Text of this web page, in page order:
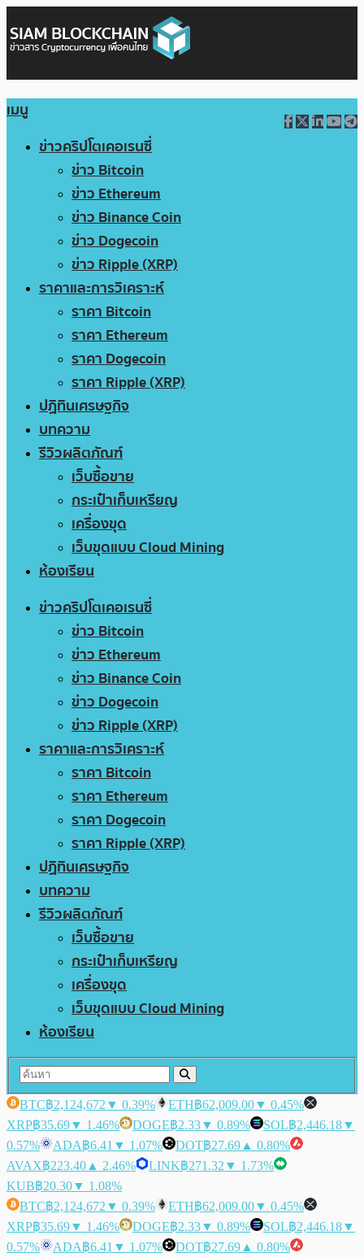
เมนู
ข่าวคริปโตเคอเรนซี่
ข่าว Bitcoin
ข่าว Ethereum
ข่าว Binance Coin
ข่าว Dogecoin
ข่าว Ripple (XRP)
ราคาและการวิเคราะห์
ราคา Bitcoin
ราคา Ethereum
ราคา Dogecoin
ราคา Ripple (XRP)
ปฏิทินเศรษฐกิจ
บทความ
รีวิวผลิตภัณฑ์
เว็บซื้อขาย
กระเป๋าเก็บเหรียญ
เครื่องขุด
เว็บขุดแบบ Cloud Mining
ห้องเรียน
ข่าวคริปโตเคอเรนซี่
ข่าว Bitcoin
ข่าว Ethereum
ข่าว Binance Coin
ข่าว Dogecoin
ข่าว Ripple (XRP)
ราคาและการวิเคราะห์
ราคา Bitcoin
ราคา Ethereum
ราคา Dogecoin
ราคา Ripple (XRP)
ปฏิทินเศรษฐกิจ
บทความ
รีวิวผลิตภัณฑ์
เว็บซื้อขาย
กระเป๋าเก็บเหรียญ
เครื่องขุด
เว็บขุดแบบ Cloud Mining
ห้องเรียน
BTC฿2,124,672 ▼ 0.39% ETH฿62,009.00▼ 0.45%
XRP฿35.69▼ 1.46% DOGE฿2.33▼ 0.89% SOL฿2,446.18▼
0.57%
ADA฿6.41 ▼ 1.07% DOT฿27.69 ▲ 0.80%
AVAX฿223.40 ▲ 2.46% LINK฿271.32 ▼ 1.73%
KUB฿20.30▼ 1.08%
BTC฿2,124,672 ▼ 0.39% ETH฿62,009.00▼ 0.45%
XRP฿35.69▼ 1.46% DOGE฿2.33▼ 0.89% SOL฿2,446.18▼
0.57%
ADA฿6.41 ▼ 1.07% DOT฿27.69 ▲ 0.80%